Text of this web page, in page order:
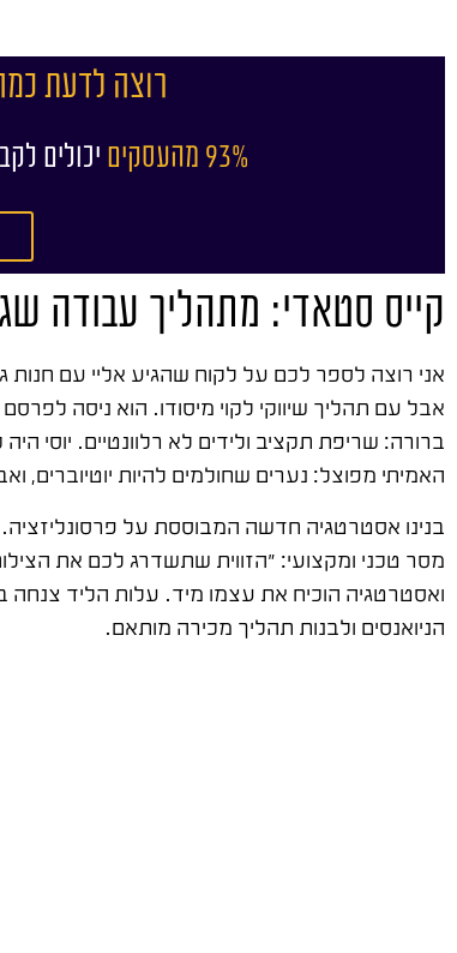
רוצה לדעת
93% מהעסקים יכולים
קייס סטאדי: מתהליך עבודה
אני רוצה לספר לכם על לקוח שהגיע אליי עם חנות
אבל עם תהליך שיווקי לקוי מיסודו. הוא ניסה
האמיתי מפוצל: נערים שחולמים להיות יוטיוברים,
בנינו אסטרטגיה חדשה המבוססת על
מסר טכני ומקצועי: "הזווית שתשדרג לכם את
הניואנסים ולבנות תהליך מכירה מותאם.